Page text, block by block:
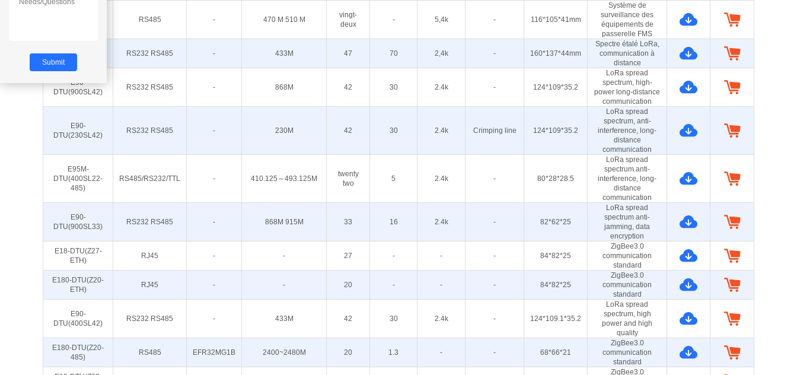
RS485 - 470 M 510 M
vingt-
deux
- 5,4k - 116*105*41mm
Système de
surveillance des
équipements de
passerelle FMS
DTU(400SL47)
RS232 RS485 - 433M 47 70 2,4k - 160*137*44mm
Spectre étalé LoRa,
communication à
distance
E90-
DTU(900SL42)
RS232 RS485 - 868M 42 30 2.4k - 124*109*35.2
LoRa spread
spectrum, high-
power long-distance
communication
E90-
DTU(230SL42)
RS232 RS485 - 230M 42 30 2.4k Crimping line 124*109*35.2
LoRa spread
spectrum, anti-
interference, long-
distance
communication
E95M-
DTU(400SL22-
485)
RS485/RS232/TTL - 410.125～493.125M
twenty
two
5 2.4k - 80*28*28.5
LoRa spread
spectrum anti-
interference, long-
distance
communication
E90-
DTU(900SL33)
RS232 RS485 - 868M 915M 33 16 2.4k - 82*62*25
LoRa spread
spectrum anti-
jamming, data
encryption
E18-DTU(Z27-
ETH)
RJ45 - - 27 - - - 84*82*25
ZigBee3.0
communication
standard
E180-DTU(Z20-
ETH)
RJ45 - - 20 - - - 84*82*25
ZigBee3.0
communication
standard
E90-
DTU(400SL42)
RS232 RS485 - 433M 42 30 2.4k - 124*109.1*35.2
LoRa spread
spectrum, high
power and high
quality
E180-DTU(Z20-
485)
RS485 EFR32MG1B 2400~2480M 20 1.3 - - 68*66*21
ZigBee3.0
communication
standard
ZigBee3.0